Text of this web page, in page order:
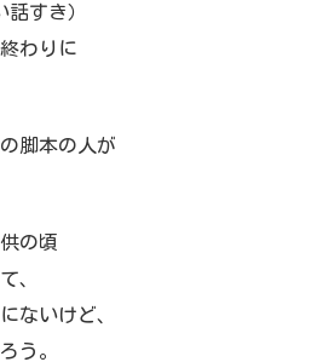
すき）
わりに
脚本の人が
の頃
、
ないけど、
う。